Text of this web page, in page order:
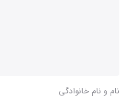
نام و نام خانوادگی